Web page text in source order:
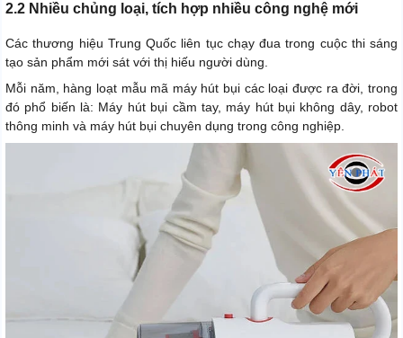
2.2 Nhiều chủng loại, tích hợp nhiều công nghệ mới
Các thương hiệu Trung Quốc liên tục chạy đua trong cuộc thi sáng
tạo sản phẩm mới sát với thị hiếu người dùng.
Mỗi năm, hàng loạt mẫu mã máy hút bụi các loại được ra đời, trong
đó phổ biến là: Máy hút bụi cầm tay, máy hút bụi không dây, robot
thông minh và máy hút bụi chuyên dụng trong công nghiệp.